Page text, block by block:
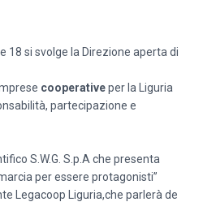
18 si svolge la Direzione aperta di
cooperativeper la Liguria
partecipazione e
S.W.G. S.p.A che presenta
per essere protagonisti”
Legacoop Liguria,che parlerà de